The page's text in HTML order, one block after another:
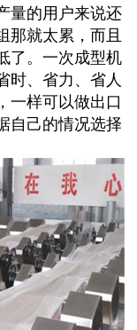
量的用户来说还
那就太累，而且
了。一次成型机
时、省力、省人
一样可以做出口
自己的情况选择